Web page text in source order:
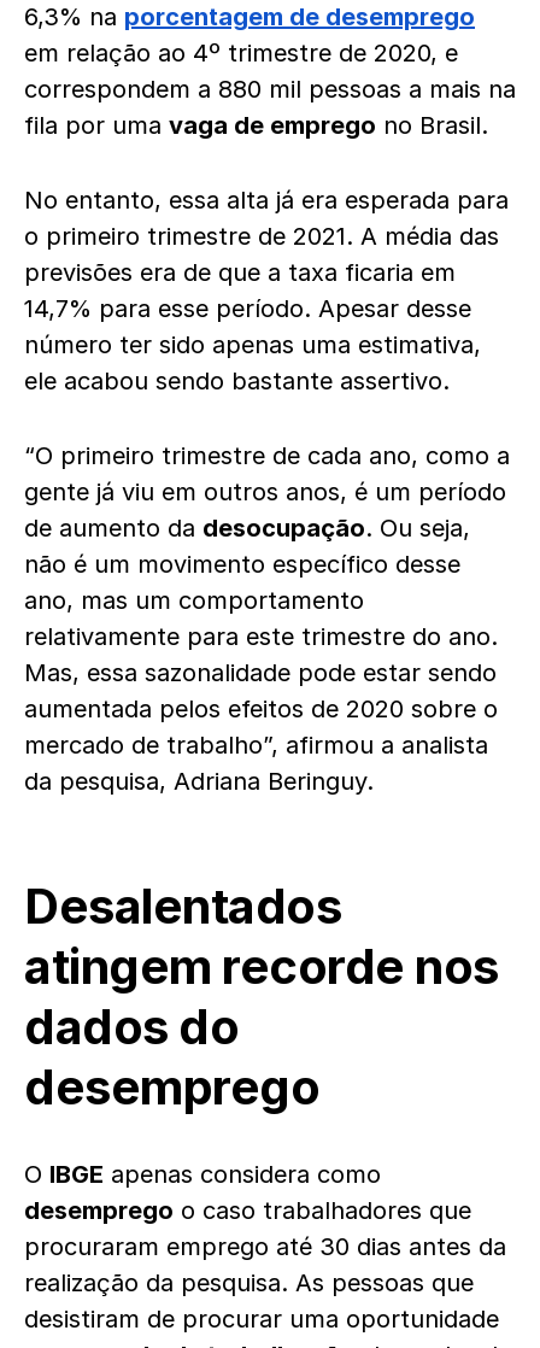
6,3% na porcentagem de desemprego
em relação ao 4º trimestre de 2020, e
correspondem a 880 mil pessoas a mais na
fila por uma vaga de emprego no Brasil.
No entanto, essa alta já era esperada para
o primeiro trimestre de 2021. A média das
previsões era de que a taxa ficaria em
14,7% para esse período. Apesar desse
número ter sido apenas uma estimativa,
ele acabou sendo bastante assertivo.
“O primeiro trimestre de cada ano, como a
gente já viu em outros anos, é um período
de aumento da desocupação. Ou seja,
não é um movimento específico desse
ano, mas um comportamento
relativamente para este trimestre do ano.
Mas, essa sazonalidade pode estar sendo
aumentada pelos efeitos de 2020 sobre o
mercado de trabalho”, afirmou a analista
da pesquisa, Adriana Beringuy.
Desalentados
atingem recorde nos
dados do
desemprego
O IBGE apenas considera como
desemprego o caso trabalhadores que
procuraram emprego até 30 dias antes da
realização da pesquisa. As pessoas que
desistiram de procurar uma oportunidade